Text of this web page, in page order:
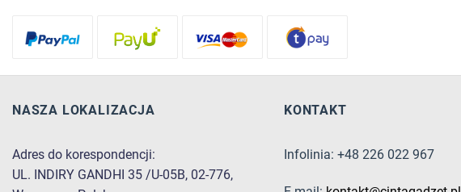
NASZA LOKALIZACJA
Adres do korespondencji:
UL. INDIRY GANDHI 35 /U-05B, 02-776,
KONTAKT
Infolinia: +48 226 022 967